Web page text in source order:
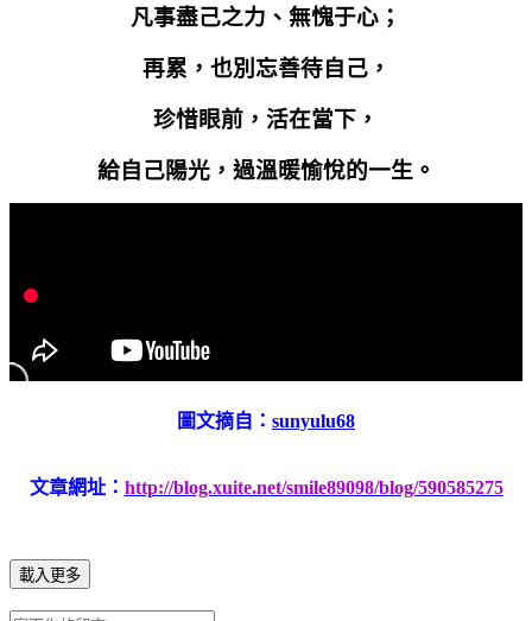
凡事盡己之力、無愧于心；
再累，也別忘善待自己，
珍惜眼前，活在當下，
給自己陽光，過溫暖愉悅的一生。
圖文摘自： sunyulu68
文章網址： http://blog.xuite.net/smile89098/blog/590585275
載入更多